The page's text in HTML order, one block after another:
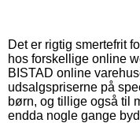
Det er rigtig smertefrit
hos forskellige online
BISTAD online
udsalgspriserne på
børn, og tillige også til
endda nogle gange